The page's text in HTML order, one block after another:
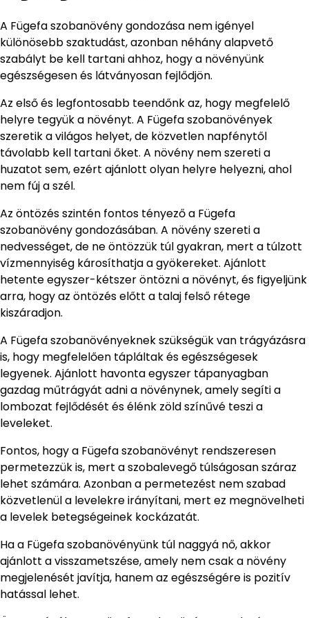
A Fügefa szobanövény gondozása nem igényel
különösebb szaktudást, azonban néhány alapvető
szabályt be kell tartani ahhoz, hogy a növényünk
egészségesen és látványosan fejlődjön.
Az első és legfontosabb teendőnk az, hogy megfelelő
helyre tegyük a növényt. A Fügefa szobanövények
szeretik a világos helyet, de közvetlen napfénytől
távolabb kell tartani őket. A növény nem szereti a
huzatot sem, ezért ajánlott olyan helyre helyezni, ahol
nem fúj a szél.
Az öntözés szintén fontos tényező a Fügefa
szobanövény gondozásában. A növény szereti a
nedvességet, de ne öntözzük túl gyakran, mert a túlzott
vízmennyiség károsíthatja a gyökereket. Ajánlott
hetente egyszer-kétszer öntözni a növényt, és figyeljünk
arra, hogy az öntözés előtt a talaj felső rétege
kiszáradjon.
A Fügefa szobanövényeknek szükségük van trágyázásra
is, hogy megfelelően tápláltak és egészségesek
legyenek. Ajánlott havonta egyszer tápanyagban
gazdag műtrágyát adni a növénynek, amely segíti a
lombozat fejlődését és élénk zöld színűvé teszi a
leveleket.
Fontos, hogy a Fügefa szobanövényt rendszeresen
permetezzük is, mert a szobalevegő túlságosan száraz
lehet számára. Azonban a permetezést nem szabad
közvetlenül a levelekre irányítani, mert ez megnövelheti
a levelek betegségeinek kockázatát.
Ha a Fügefa szobanövényünk túl naggyá nő, akkor
ajánlott a visszametszése, amely nem csak a növény
megjelenését javítja, hanem az egészségére is pozitív
hatással lehet.